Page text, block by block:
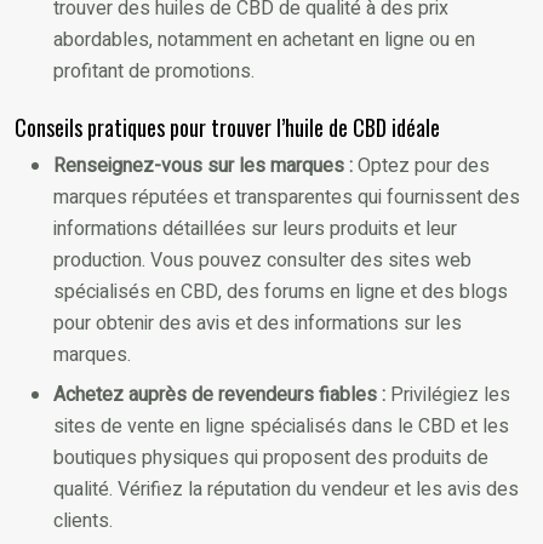
trouver des huiles de CBD de qualité à des prix
abordables, notamment en achetant en ligne ou en
profitant de promotions.
Conseils pratiques pour trouver l’huile de CBD idéale
Renseignez-vous sur les marques :Optez pour des
marques réputées et transparentes qui fournissent des
informations détaillées sur leurs produits et leur
production. Vous pouvez consulter des sites web
spécialisés en CBD, des forums en ligne et des blogs
pour obtenir des avis et des informations sur les
marques.
Achetez auprès de revendeurs fiables : Privilégiez les
sites de vente en ligne spécialisés dans le CBD et les
boutiques physiques qui proposent des produits de
qualité. Vérifiez la réputation du vendeur et les avis des
clients.